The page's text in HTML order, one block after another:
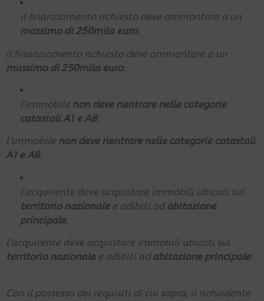
il finanziamento richiesto deve ammontare a un
massimo di 250mila euro;
il finanziamento richiesto deve ammontare a un
massimo di 250mila euro;
l’immobile non deve rientrare nelle categorie
catastali A1 e A8;
l’immobile non deve rientrare nelle categorie catastali
A1 e A8;
l’acquirente deve acquistare immobili ubicati sul
territorio nazionalee adibiti ad abitazione
principale.
l’acquirente deve acquistare immobili ubicati sul
territorio nazionalee adibiti ad abitazione principale.
Con il possesso dei requisiti di cui sopra, il richiedente